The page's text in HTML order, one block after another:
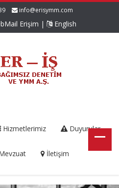
info@erisymm.com
Erişim | English
Hizmetlerimiz Duyurular
İletişim